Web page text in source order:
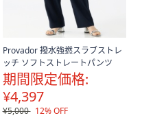
Provador 撥水強撚スラブストレ
ッチ ソフトストレートパンツ
期間限定価格:
¥4,397
¥5,000 12% OFF